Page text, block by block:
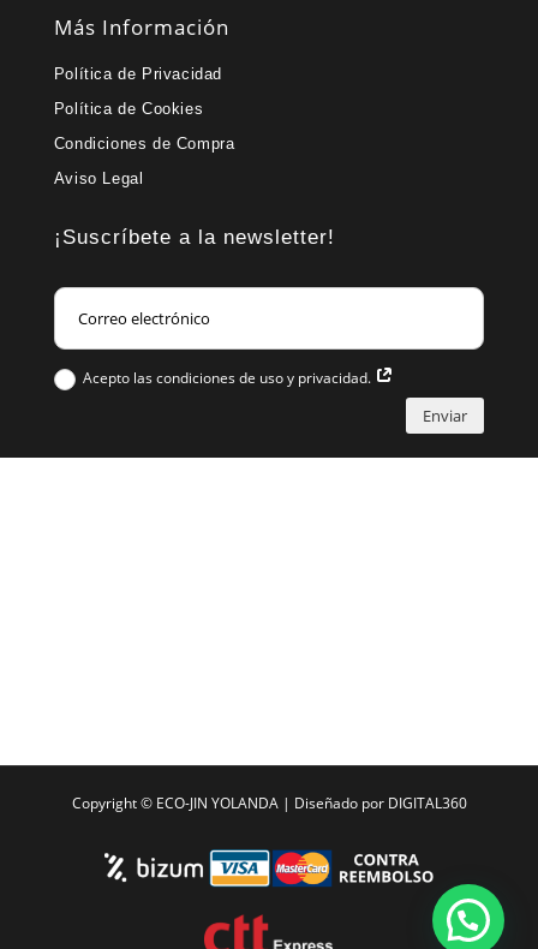
Más Información
Política de Privacidad
Política de Cookies
Condiciones de Compra
Aviso Legal
¡Suscríbete a la newsletter!
Acepto las condiciones de uso y privacidad.
Enviar
Copyright © ECO-JIN YOLANDA| Diseñado por DIGITAL360